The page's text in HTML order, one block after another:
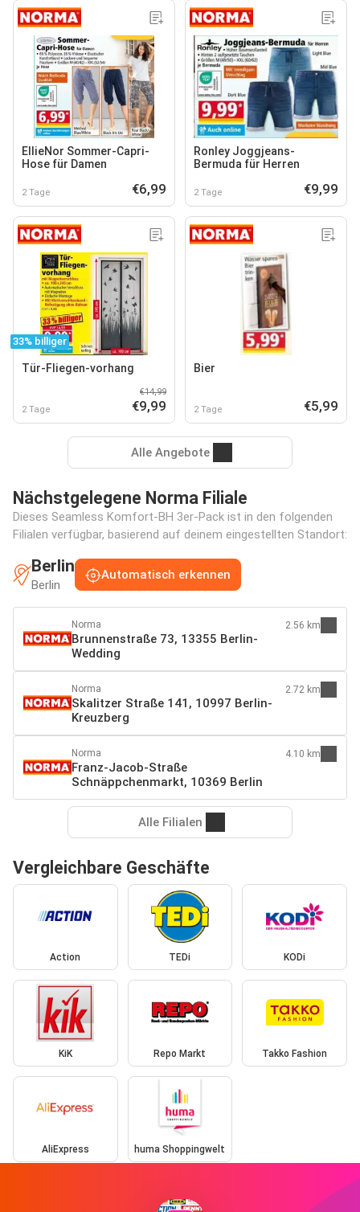
EllieNor Sommer-Capri-
Hose für Damen
2 Tage €6,99
Ronley Joggjeans-
Bermuda für Herren
2 Tage €9,99
33% billiger
Tür-Fliegen-vorhang
2 Tage
€14,99
€9,99
Bier
2 Tage €5,99
Alle Angebote
Nächstgelegene Norma Filiale
Dieses Seamless Komfort-BH 3er-Pack ist in den folgenden
Filialen verfügbar, basierend auf deinem eingestellten Standort:
Berlin
Berlin
Automatisch erkennen
Norma
Brunnenstraße 73, 13355 Berlin-
Wedding
2.56 km
Norma
Skalitzer Straße 141, 10997 Berlin-
Kreuzberg
2.72 km
Norma
Franz-Jacob-Straße
Schnäppchenmarkt, 10369 Berlin
4.10 km
Alle Filialen
Vergleichbare Geschäfte
Action TEDi KODi
KiK Repo Markt Takko Fashion
AliExpress huma Shoppingwelt